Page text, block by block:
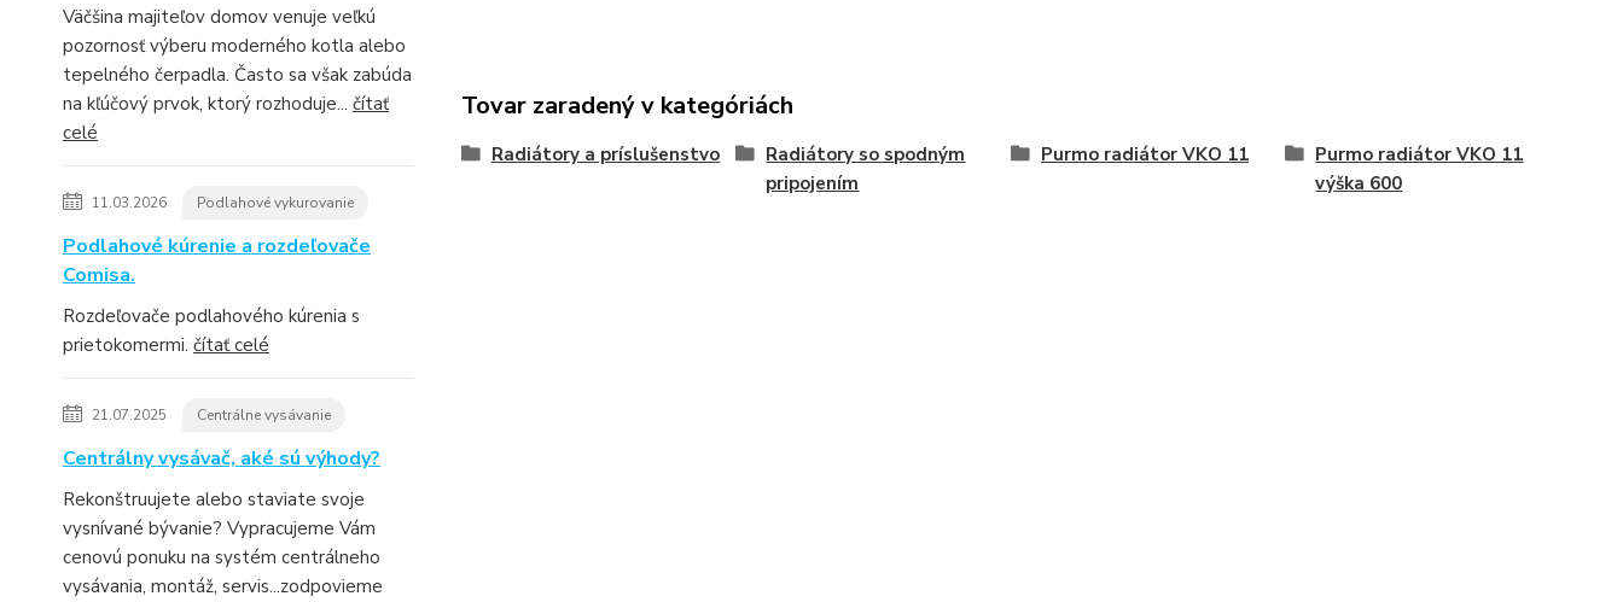
Väčšina majiteľov domov venuje veľkú
pozornosť výberu moderného kotla alebo
tepelného čerpadla. Často sa však zabúda
na kľúčový prvok, ktorý rozhoduje... čítať
celé
11.03.2026 Podlahové vykurovanie
Podlahové kúrenie a rozdeľovače
Comisa.
Rozdeľovače podlahového kúrenia s
prietokomermi. čítať celé
21.07.2025 Centrálne vysávanie
Centrálny vysávač, aké sú výhody?
Rekonštruujete alebo staviate svoje
vysnívané bývanie? Vypracujeme Vám
cenovú ponuku na systém centrálneho
vysávania, montáž, servis...zodpovieme
Tovar zaradený v kategóriách
Radiátory a príslušenstvo
Radiátory so spodným
pripojením
Purmo radiátor VKO 11
Purmo radiátor VKO 11
výška 600